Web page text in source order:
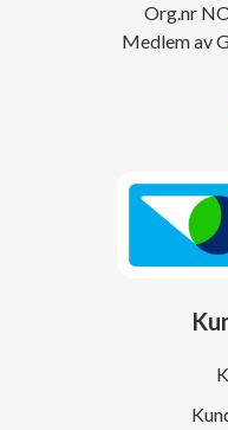
Org.nr
Medlem av